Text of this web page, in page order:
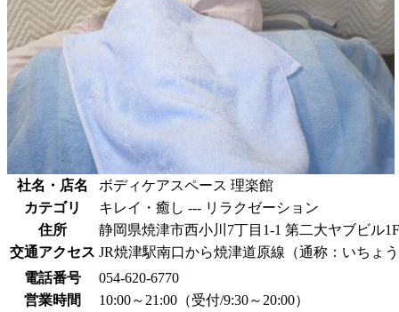
社名・店名
ボディケアスペース 理楽館
カテゴリ
キレイ・癒し --- リラクゼーション
住所
静岡県焼津市西小川7丁目1-1 第二大ヤブビル1F
交通アクセス JR焼津駅南口から焼津道原線（通称：いちょ
電話番号
054-620-6770
営業時間
10:00～21:00（受付/9:30～20:00）